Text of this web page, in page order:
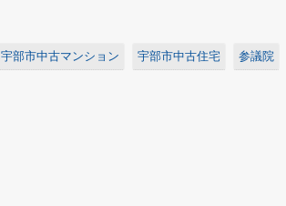
宇部市中古マンション 宇部市中古住宅 参議院